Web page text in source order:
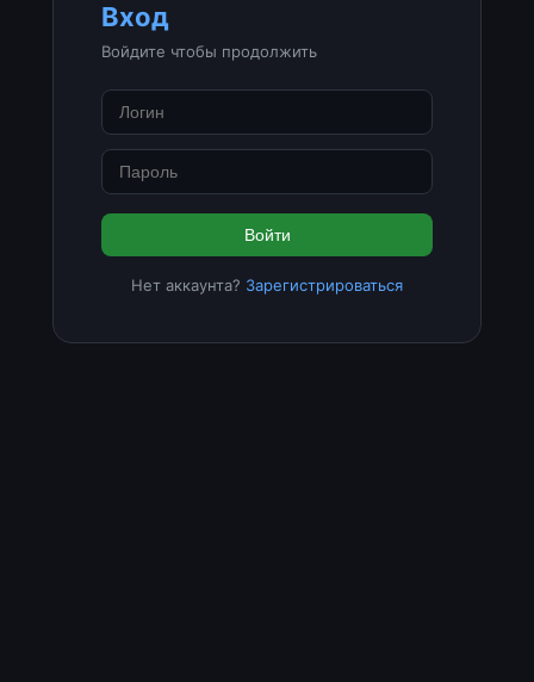
Вход
Войдите чтобы продолжить
Войти
Нет аккаунта? Зарегистрироваться